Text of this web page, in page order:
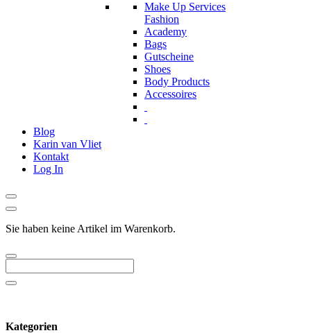
Make Up Services
Fashion
Academy
Bags
Gutscheine
Shoes
Body Products
Accessoires
Blog
Karin van Vliet
Kontakt
Log In
Sie haben keine Artikel im Warenkorb.
Kategorien